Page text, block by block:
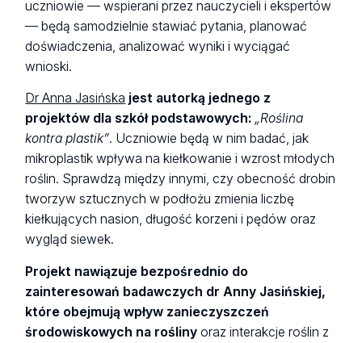
uczniowie — wspierani przez nauczycieli i ekspertów
— będą samodzielnie stawiać pytania, planować
doświadczenia, analizować wyniki i wyciągać
wnioski.
Dr Anna Jasińska jest autorką jednego z
projektów dla szkół podstawowych: „Roślina
kontra plastik”. Uczniowie będą w nim badać, jak
mikroplastik wpływa na kiełkowanie i wzrost młodych
roślin. Sprawdzą między innymi, czy obecność drobin
tworzyw sztucznych w podłożu zmienia liczbę
kiełkujących nasion, długość korzeni i pędów oraz
wygląd siewek.
Projekt nawiązuje bezpośrednio do
zainteresowań badawczych dr Anny Jasińskiej,
które obejmują wpływ zanieczyszczeń
środowiskowych na rośliny oraz interakcje roślin z